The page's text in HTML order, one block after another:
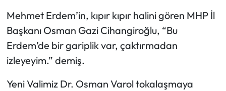
Mehmet Erdem’in, kıpır kıpır halini gören MHP İl
Başkanı Osman Gazi Cihangiroğlu, “Bu
Erdem’de bir gariplik var, çaktırmadan
izleyeyim.” demiş.
Yeni Valimiz Dr. Osman Varol tokalaşmaya